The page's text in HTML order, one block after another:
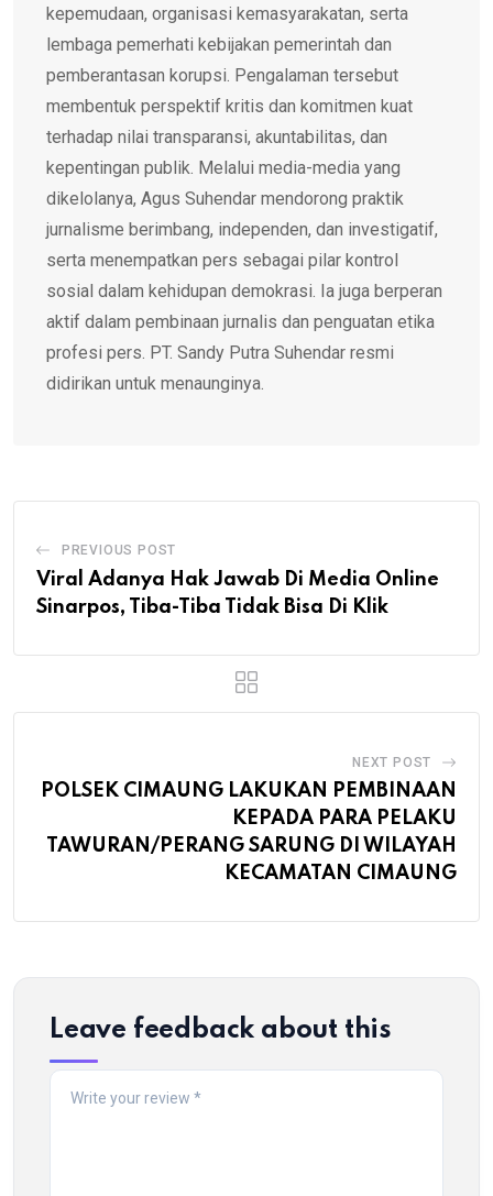
kepemudaan, organisasi kemasyarakatan, serta
lembaga pemerhati kebijakan pemerintah dan
pemberantasan korupsi. Pengalaman tersebut
membentuk perspektif kritis dan komitmen kuat
terhadap nilai transparansi, akuntabilitas, dan
kepentingan publik. Melalui media-media yang
dikelolanya, Agus Suhendar mendorong praktik
jurnalisme berimbang, independen, dan investigatif,
serta menempatkan pers sebagai pilar kontrol
sosial dalam kehidupan demokrasi. Ia juga berperan
aktif dalam pembinaan jurnalis dan penguatan etika
profesi pers. PT. Sandy Putra Suhendar resmi
didirikan untuk menaunginya.
PREVIOUS POST
Viral Adanya Hak Jawab Di Media Online
Sinarpos, Tiba-Tiba Tidak Bisa Di Klik
NEXT POST
POLSEK CIMAUNG LAKUKAN PEMBINAAN
KEPADA PARA PELAKU
TAWURAN/PERANG SARUNG DI WILAYAH
KECAMATAN CIMAUNG
Leave feedback about this